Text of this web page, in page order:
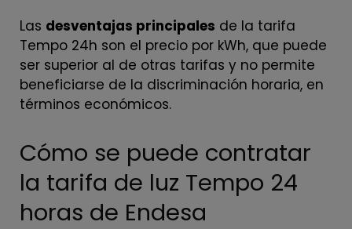
Las desventajas principales de la tarifa
Tempo 24h son el precio por kWh, que puede
ser superior al de otras tarifas y no permite
beneficiarse de la discriminación horaria, en
términos económicos.
Cómo se puede contratar
la tarifa de luz Tempo 24
horas de Endesa